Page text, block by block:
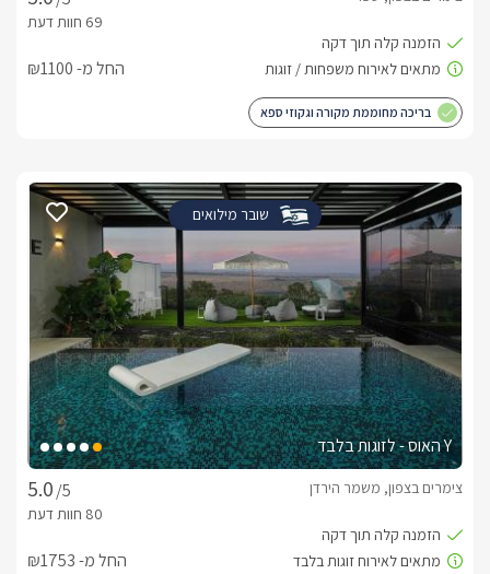
החל מ- ₪1100
בריכה מחוממת מקורה וגקוזי ספא
שובר מילואים
Y האוס - לזוגות בלבד
/5
צימרים בצפון, משמר הירדן
החל מ- ₪1753